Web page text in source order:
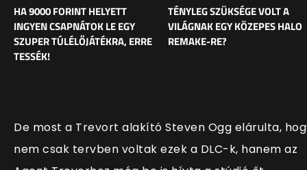
HA 9000 FORINT HELYETT
INGYEN CSAPNÁTOK LE EGY
SZUPER TÚLÉLŐJÁTÉKRA, ERRE
TESSÉK!
TÉNYLEG SZÜKSÉGE VOLT A
VILÁGNAK EGY KÖZEPES HALO
REMAKE-RE?
De most a Trevort alakító Steven Ogg elárulta,
nem csak tervben voltak ezek a DLC-k, hanem az